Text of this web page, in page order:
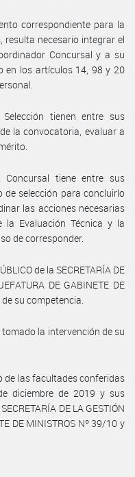
correspondiente para la
necesario integrar el
Concursal y a su
en los artículos 14, 98 y 20
tienen entre sus
la convocatoria, evaluar a
tiene entre sus
de selección para concluirlo
las acciones necesarias
Evaluación Técnica y la
de corresponder.
de la SECRETARÍA DE
DE GABINETE DE
su competencia.
la intervención de su
de las facultades conferidas
diciembre de 2019 y sus
DE LA GESTIÓN
DE MINISTROS Nº 39/10 y